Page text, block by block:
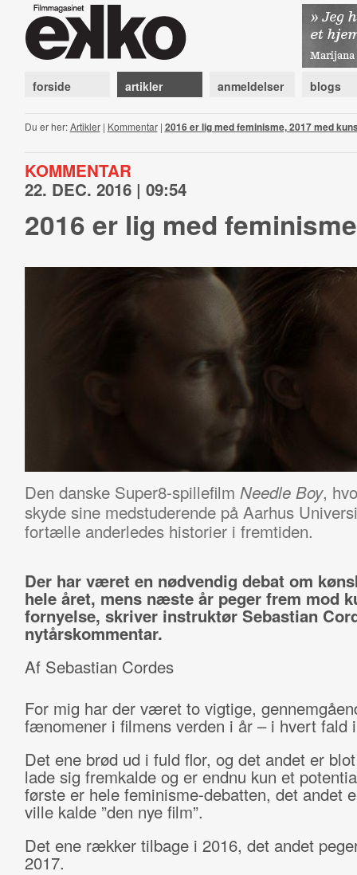
forside artikler anmeldelser blogs
Du er her:Artikler| Kommentar| 2016 er lig med feminisme, 2017 med
KOMMENTAR
22. DEC. 2016 | 09:54
2016 er lig med
Den danske Super8-spillefilm Needle Boy,
skyde sine medstuderende på Aarhus
fortælle anderledes historier i fremtiden.
Der har været en nødvendig debat om
hele året, mens næste år peger frem mod
fornyelse, skriver instruktør Sebastian
nytårskommentar.
Af Sebastian Cordes
For mig har der været to vigtige,
fænomener i filmens verden i år – i hvert fald
Det ene brød ud i fuld flor, og det andet er
lade sig fremkalde og er endnu kun et
første er hele feminisme-debatten, det andet
ville kalde ”den nye film”.
Det ene rækker tilbage i 2016, det andet
2017.